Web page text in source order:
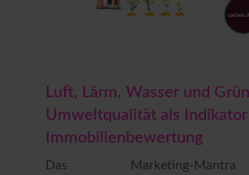
Luft, Lärm, Wasser und
Umweltqualität als
Immobilienbewertung
Das Marketing-